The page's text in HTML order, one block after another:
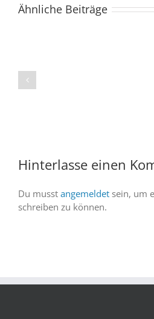
Ähnliche Beiträge
dabei
Hinterlasse einen
Du musst angemeldet sein, um
schreiben zu können.